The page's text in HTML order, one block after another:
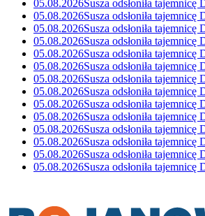
05.08.2026Susza odsłoniła
05.08.2026Susza odsłoniła
05.08.2026Susza odsłoniła
05.08.2026Susza odsłoniła
05.08.2026Susza odsłoniła
05.08.2026Susza odsłoniła
05.08.2026Susza odsłoniła
05.08.2026Susza odsłoniła
05.08.2026Susza odsłoniła
05.08.2026Susza odsłoniła
05.08.2026Susza odsłoniła
05.08.2026Susza odsłoniła
05.08.2026Susza odsłoniła
05.08.2026Susza odsłoniła